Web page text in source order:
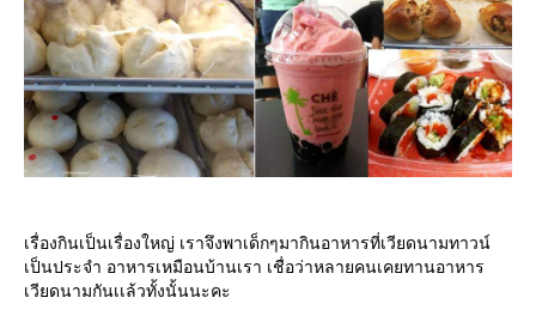
เรื่องกินเป็นเรื่องใหญ่ เราจึงพาเด็กๆมากินอาหารที่เวียดนามทาวน์
เป็นประจำ อาหารเหมือนบ้านเรา เชื่อว่าหลายคนเคยทานอาหาร
เวียดนามกันเเล้วทั้งนั้นนะคะ